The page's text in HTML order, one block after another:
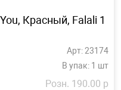
Красный, Falali 1
Арт: 23174
В упак: 1 шт
Розн. 190.00 р